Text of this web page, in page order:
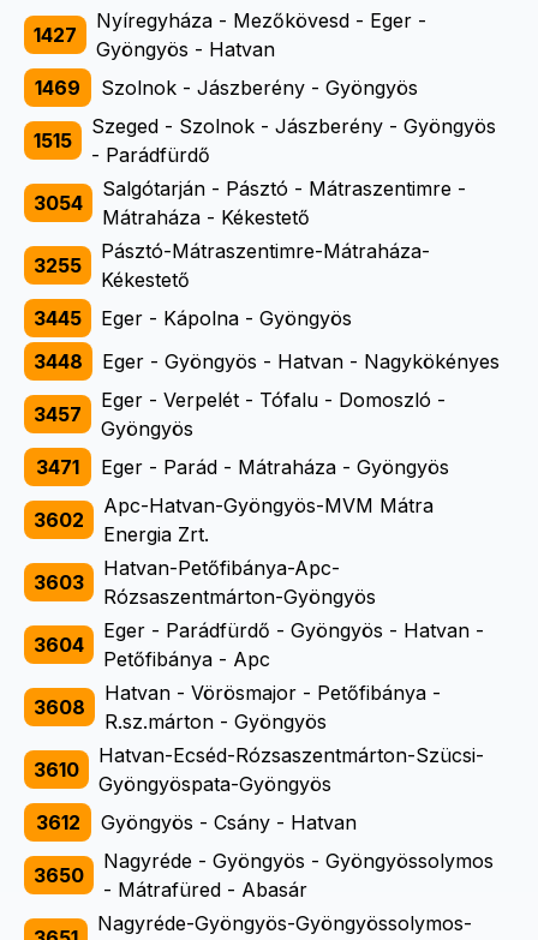
1427
Nyíregyháza - Mezőkövesd - Eger -
Gyöngyös - Hatvan
1469
Szolnok - Jászberény - Gyöngyös
1515
Szeged - Szolnok - Jászberény - Gyöngyös
- Parádfürdő
3054
Salgótarján - Pásztó - Mátraszentimre -
Mátraháza - Kékestető
3255
Pásztó-Mátraszentimre-Mátraháza-
Kékestető
3445
Eger - Kápolna - Gyöngyös
3448
Eger - Gyöngyös - Hatvan - Nagykökényes
3457
Eger - Verpelét - Tófalu - Domoszló -
Gyöngyös
3471
Eger - Parád - Mátraháza - Gyöngyös
3602
Apc-Hatvan-Gyöngyös-MVM Mátra
Energia Zrt.
3603
Hatvan-Petőfibánya-Apc-
Rózsaszentmárton-Gyöngyös
3604
Eger - Parádfürdő - Gyöngyös - Hatvan -
Petőfibánya - Apc
3608
Hatvan - Vörösmajor - Petőfibánya -
R.sz.márton - Gyöngyös
3610
Hatvan-Ecséd-Rózsaszentmárton-Szücsi-
Gyöngyöspata-Gyöngyös
3612
Gyöngyös - Csány - Hatvan
3650
Nagyréde - Gyöngyös - Gyöngyössolymos
- Mátrafüred - Abasár
Nagyréde-Gyöngyös-Gyöngyössolymos-